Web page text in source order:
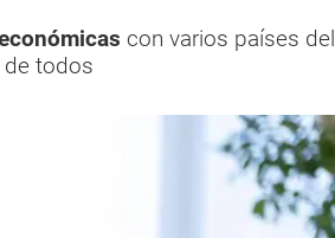
con varios países del
de todos